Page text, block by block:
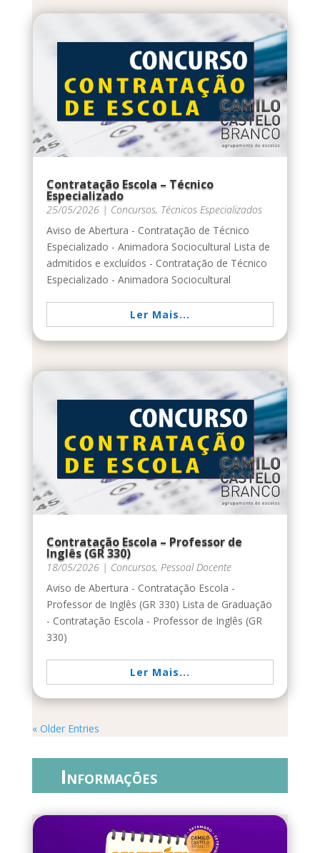
Contratação Escola – Técnico
Especializado
25/05/2026| Concursos, Técnicos Especializados
Aviso de Abertura - Contratação de Técnico
Especializado - Animadora Sociocultural Lista de
admitidos e excluídos - Contratação de Técnico
Especializado - Animadora Sociocultural
Ler Mais...
Contratação Escola – Professor de
Inglês (GR 330)
18/05/2026| Concursos, Pessoal Docente
Aviso de Abertura - Contratação Escola -
Professor de Inglês (GR 330) Lista de Graduação
- Contratação Escola - Professor de Inglês (GR
330)
Ler Mais...
« Older Entries
Informações